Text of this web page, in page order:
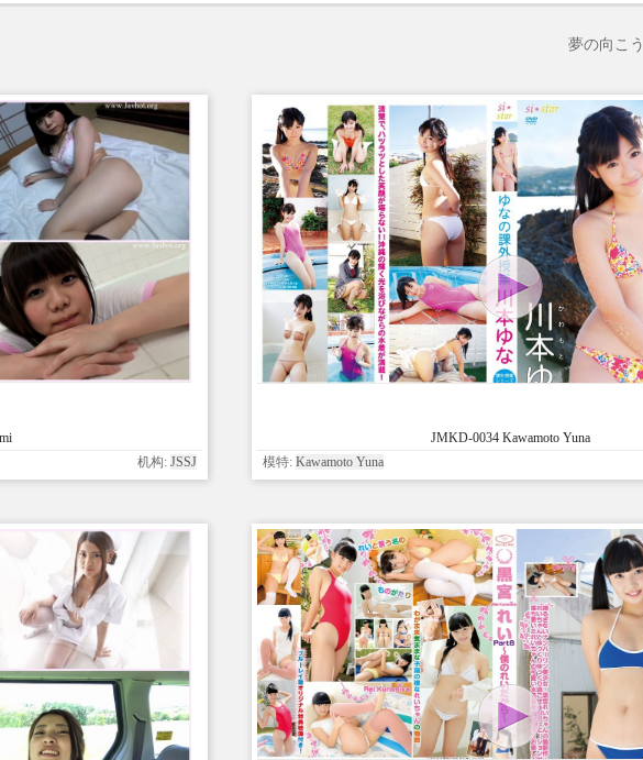
夢の向こう
机构: JSSJ
JMKD-0034 Kawamoto Yuna
模特: Kawamoto Yuna